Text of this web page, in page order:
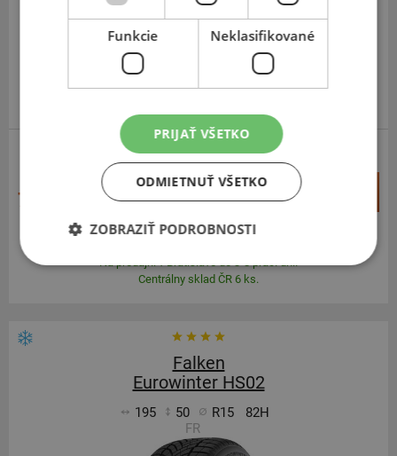
R14
75,60 €
–
Na predajni v Bratislave do 3-8 prac. dní.
Centrálny sklad ČR 6 ks.
Falken
Eurowinter HS02
195 50 R15
82H
FR
Funkcie Neklasifikované
PRIJAŤ VŠETKO
ODMIETNUŤ VŠETKO
ZOBRAZIŤ PODROBNOSTI